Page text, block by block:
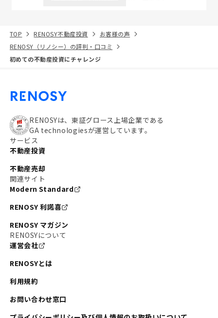
TOP RENOSY不動産投資
お客様の声
RENOSY（リノシー）の評判・口コミ
初めての不動産投資にチャレンジ
RENOSYは、東証グロース上場企業である
GA technologiesが運営しています。
サービス
不動産投資
不動産売却
関連サイト
Modern Standard
RENOSY 利諾喜
RENOSY マガジン
RENOSYについて
運営会社
RENOSYとは
利用規約
お問い合わせ窓口